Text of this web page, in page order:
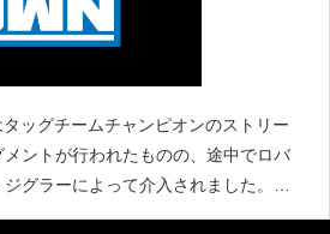
ッグチームチャンピオンのストリー
メントが行われたものの、途中でロバ
グラーによって介入されました。そ
れたトーキング・スマックで、次回S